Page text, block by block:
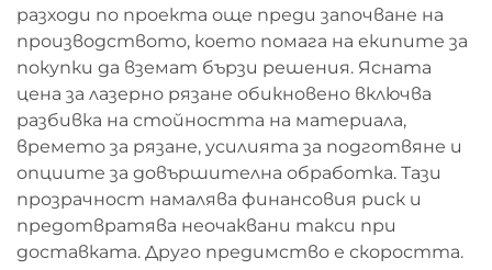
разходи по проекта още преди започване на
производството, което помага на екипите за
покупки да вземат бързи решения. Ясната
цена за лазерно рязане обикновено включва
разбивка на стойността на материала,
времето за рязане, усилията за подготвяне и
опциите за довършителна обработка. Тази
прозрачност намалява финансовия риск и
предотвратява неочаквани такси при
доставката. Друго предимство е скоростта.